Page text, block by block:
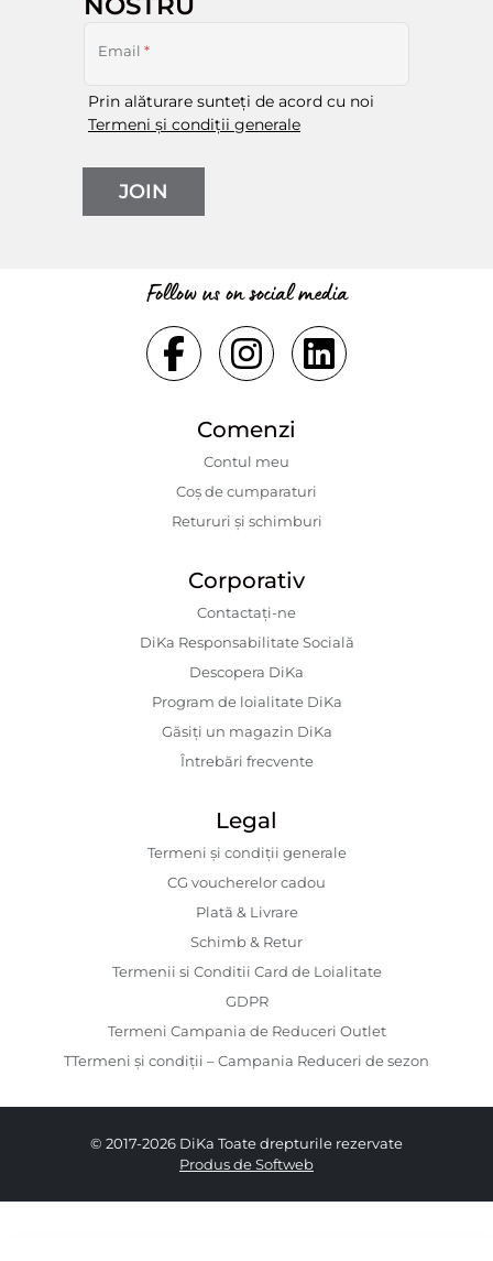
Email *
Prin alăturare sunteți de acord cu noi
Termeni și condiții generale
JOIN
Follow us on social media
Comenzi
Contul meu
Coș de cumparaturi
Retururi și schimburi
Corporativ
Contactaţi-ne
DiKa Responsabilitate Socială
Descopera DiKa
Program de loialitate DiKa
Găsiți un magazin DiKa
Întrebări frecvente
Legal
Termeni și condiții generale
CG voucherelor cadou
Plată & Livrare
Schimb & Retur
Termenii si Conditii Card de Loialitate
GDPR
Termeni Campania de Reduceri Outlet
TTermeni și condiții – Campania Reduceri de sezon
© 2017-2026 DiKa Toate drepturile rezervate
Produs de Softweb